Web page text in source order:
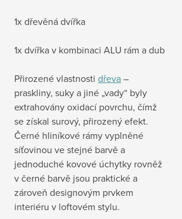
1x dřevěná dvířka
1x dvířka v kombinaci ALU rám a dub
Přirozené vlastnosti dřeva–
praskliny, suky a jiné „vady“ byly
extrahovány oxidací povrchu, čímž
se získal surový, přirozený efekt.
Černé hliníkové rámy vyplněné
síťovinou ve stejné barvě a
jednoduché kovové úchytky rovněž
v černé barvě jsou praktické a
zároveň designovým prvkem
interiéru v loftovém stylu.